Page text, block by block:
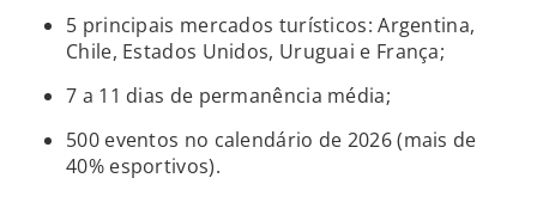
5 principais mercados turísticos: Argentina,
Chile, Estados Unidos, Uruguai e França;
7 a 11 dias de permanência média;
500 eventos no calendário de 2026 (mais de
40% esportivos).